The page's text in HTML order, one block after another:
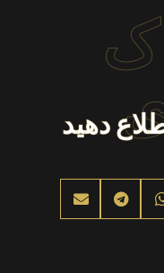
دهید